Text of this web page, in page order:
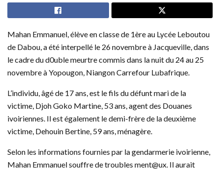
Mahan Emmanuel, élève en classe de 1ère au Lycée Leboutou
de Dabou, a été interpellé le 26 novembre à Jacqueville, dans
le cadre du d0uble meurtre commis dans la nuit du 24 au 25
novembre à Yopougon, Niangon Carrefour Lubafrique.
L’individu, âgé de 17 ans, est le fils du défunt mari de la
victime, Djoh Goko Martine, 53 ans, agent des Douanes
ivoiriennes. Il est également le demi-frère de la deuxième
victime, Dehouin Bertine, 59 ans, ménagère.
Selon les informations fournies par la gendarmerie ivoirienne,
Mahan Emmanuel souffre de troubles ment@ux. Il aurait